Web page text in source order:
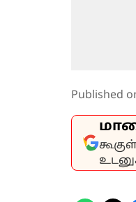
Published